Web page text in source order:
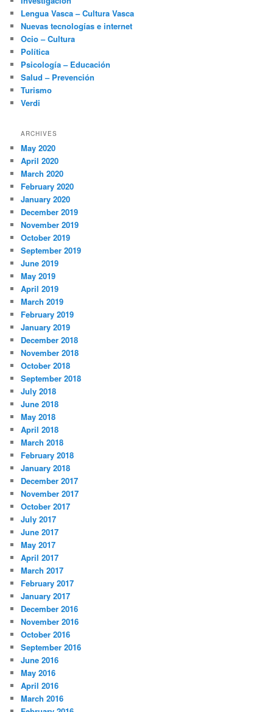
Lengua Vasca – Cultura Vasca
Nuevas tecnologías e internet
Ocio – Cultura
Política
Psicología – Educación
Salud – Prevención
Turismo
Verdi
ARCHIVES
May 2020
April 2020
March 2020
February 2020
January 2020
December 2019
November 2019
October 2019
September 2019
June 2019
May 2019
April 2019
March 2019
February 2019
January 2019
December 2018
November 2018
October 2018
September 2018
July 2018
June 2018
May 2018
April 2018
March 2018
February 2018
January 2018
December 2017
November 2017
October 2017
July 2017
June 2017
May 2017
April 2017
March 2017
February 2017
January 2017
December 2016
November 2016
October 2016
September 2016
June 2016
May 2016
April 2016
March 2016